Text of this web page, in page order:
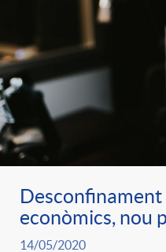
econòmics, nou
14/05/2020